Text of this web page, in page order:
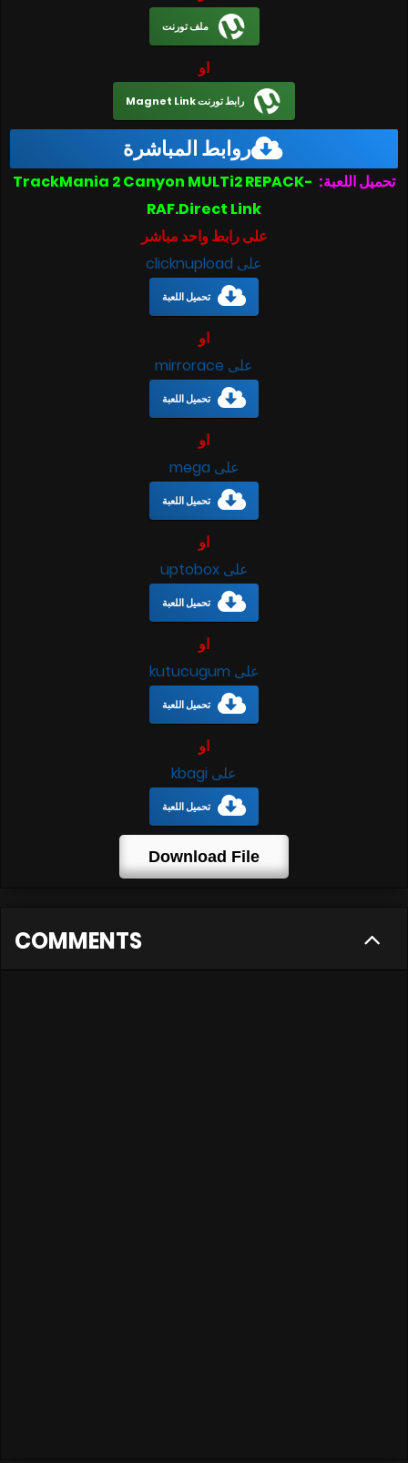
ملف تورنت
او
رابط تورنت Magnet Link
روابط المباشرة
تحميل اللعبة: TrackMania 2 Canyon MULTi2 REPACK-
RAF.Direct Link
على رابط واحد مباشر
على clicknupload
تحميل اللعبة
او
على mirrorace
تحميل اللعبة
او
على mega
تحميل اللعبة
او
على uptobox
تحميل اللعبة
او
على kutucugum
تحميل اللعبة
او
على kbagi
تحميل اللعبة
Download File
COMMENTS